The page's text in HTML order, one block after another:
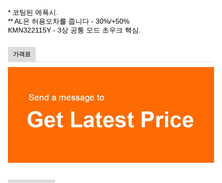
* 코팅된 에폭시.
** AL은 허용오차를 줍니다 - 30%/+50%
KMN322115Y - 3상 공통 모드 초우크 핵심.
가격표